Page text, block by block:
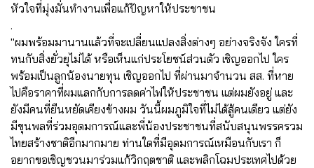
หัวใจที่มุ่งมั่นทำงานเพื่อแก้ปัญหาให้ประชาชน
.
"ผมพร้อมมานานแล้วที่จะเปลี่ยนแปลงสิ่งต่างๆ อย่างจริงจัง ใครที่
ทนกับสิ่งยั่วยุไม่ได้ หรือเห็นแก่ประโยชน์ส่วนตัว เชิญออกไป ใคร
พร้อมเป็นลูกน้องนายทุน เชิญออกไป ที่ผ่านมาจำนวน สส. ที่หาย
ไปคือราคาที่ผมแลกกับการลดค่าไฟให้ประชาชน แต่ผมยังอยู่ และ
ยังมีคนที่ยืนหยัดเคียงข้างผม วันนี้ผมภูมิใจที่ไม่ได้สู้คนเดียว แต่ยัง
มีขุนพลที่ร่วมอุดมการณ์และพี่น้องประชาชนที่สนับสนุนพรรครวม
ไทยสร้างชาติอีกมากมาย ท่านใดที่มีอุดมการณ์เหมือนกับเรา ก็
อยากขอเชิญชวนมาร่วมแก้วิกฤตชาติ และพลิกโฉมประเทศไปด้วย